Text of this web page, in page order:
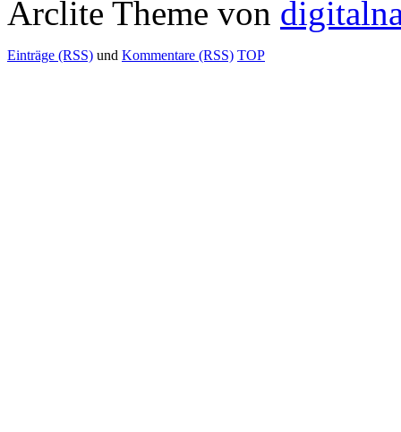
Arclite Theme von
Einträge (RSS) und Kommentare (RSS) TOP